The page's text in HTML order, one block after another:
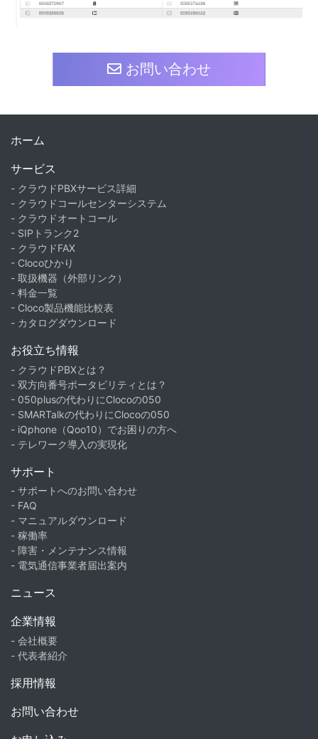
お問い合わせ
ホーム
サービス
- クラウドPBXサービス詳細
- クラウドコールセンターシステム
- クラウドオートコール
- SIPトランク2
- クラウドFAX
- Clocoひかり
- 取扱機器（外部リンク）
- 料金一覧
- Cloco製品機能比較表
- カタログダウンロード
お役立ち情報
- クラウドPBXとは？
- 双方向番号ポータビリティとは？
- 050plusの代わりにClocoの050
- SMARTalkの代わりにClocoの050
- iQphone（Qoo10）でお困りの方へ
- テレワーク導入の実現化
サポート
- サポートへのお問い合わせ
- FAQ
- マニュアルダウンロード
- 稼働率
- 障害・メンテナンス情報
- 電気通信事業者届出案内
ニュース
企業情報
- 会社概要
- 代表者紹介
採用情報
お問い合わせ